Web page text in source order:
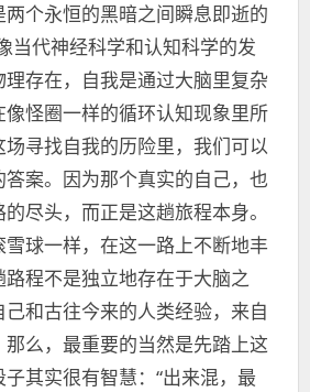
个永恒的黑暗之间瞬息即逝的
当代神经科学和认知科学的发
存在，自我是通过大脑里复杂
怪圈一样的循环认知现象里所
寻找自我的历险里，我们可以
案。因为那个真实的自己，也
尽头，而正是这趟旅程本身。
球一样，在这一路上不断地丰
程不是独立地存在于大脑之
和古往今来的人类经验，来自
么，最重要的当然是先踏上这
其实很有智慧：“出来混，最